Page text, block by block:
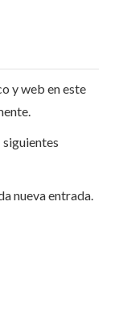
y web en este
nueva entrada.